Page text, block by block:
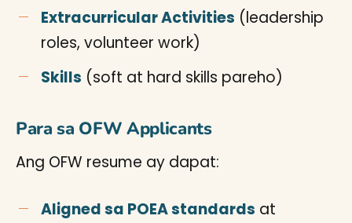
Extracurricular Activities (leadership
roles, volunteer work)
Skills (soft at hard skills pareho)
Para sa OFW Applicants
Ang OFW resume ay dapat:
Aligned sa POEA standards at